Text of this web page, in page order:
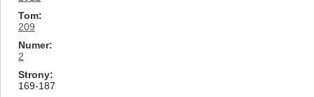
Tom
209
Numer
2
Strony
169-187